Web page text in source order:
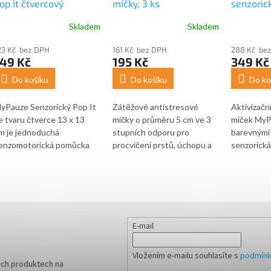
It čtvercový
Skladem
Kč bez DPH
Kč
Do košíku
Senzorický Pop It
tvaru čtverce 13 x 13
je jednoduchá
pomůcka
míčky, 3 ks
Skladem
161 Kč bez DPH
195 Kč
Do košíku
Zátěžové antistresové
míčky o průměru 5 cm ve 3
stupních odporu pro
procvičení prstů, úchopu a
pomůcku pro procvičení
ruky. Cena je za sadu 3 ks.
288 Kč
349 Kč
Do
míček
Poskytuje
hmatovou
stimulaci,
pomoci
produktech na
E-mail
Vložením e-mailu souhlasíte s